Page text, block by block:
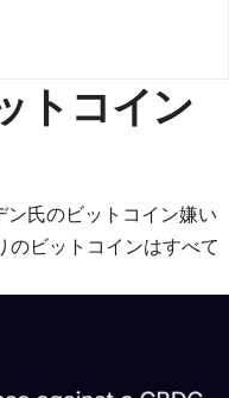
トコイン
氏のビットコイン嫌い
のビットコインはすべて